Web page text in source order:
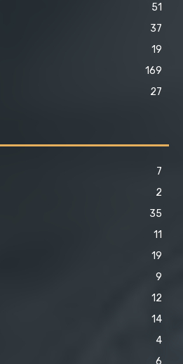
51
37
19
169
27
7
2
35
11
19
9
12
14
4
6